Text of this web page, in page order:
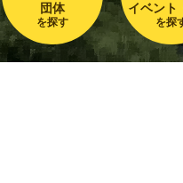
団体
を探す
イベント
を探